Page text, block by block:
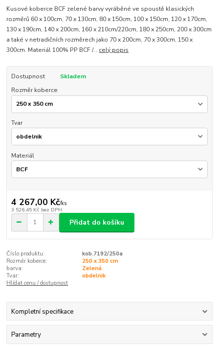
Kusové koberce BCF zelené barvy vyráběné ve spoustě klasických
rozměrů 60 x 100cm, 70 x 130cm, 80 x 150cm, 100 x 150cm, 120 x 170cm,
130 x 190cm, 140 x 200cm, 160 x 210cm/220cm, 180 x 250cm, 200 x 300cm
a také v netradičních rozměrech jako 70 x 200cm, 70 x 300cm, 150 x
300cm. Materiál 100% PP BCF /... celý popis
Dostupnost
Skladem
Rozměr koberce
Tvar
Materiál
4 267,00 Kč/ks
3 526,45 Kč bez DPH
Přidat do košíku
Číslo produktu:
kob.7192/250a
Rozměr koberce:
250 x 350 cm
barva:
Zelená
Tvar:
obdelnik
Hlídat cenu / dostupnost
Kompletní specifikace
Parametry